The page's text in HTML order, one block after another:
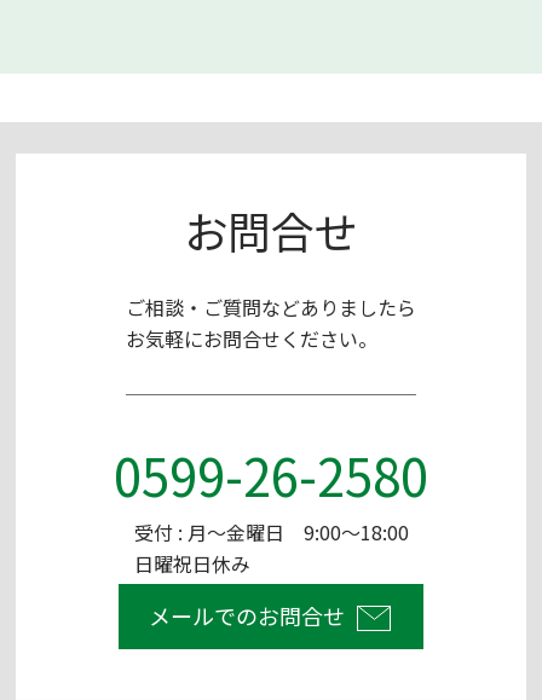
お問合せ
ご相談・ご質問などありましたら
お気軽にお問合せください。
0599-26-2580
受付 : 月～金曜日 9:00～18:00
日曜祝日休み
メールでのお問合せ